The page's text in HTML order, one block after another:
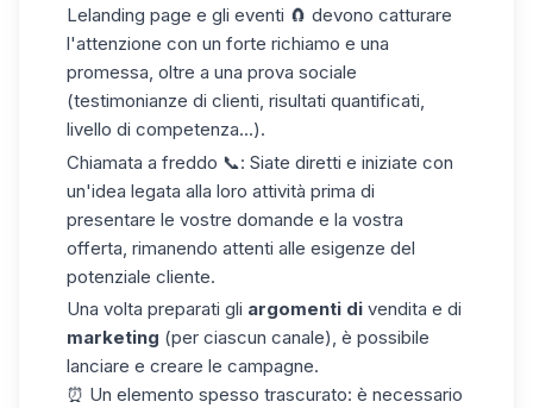
Lelanding page e gli eventi 🧲 devono catturare
l'attenzione con un forte richiamo e una
promessa, oltre a una prova sociale
(testimonianze di clienti, risultati quantificati,
livello di competenza...).
Chiamata a freddo 📞: Siate diretti e iniziate con
un'idea legata alla loro attività prima di
presentare le vostre domande e la vostra
offerta, rimanendo attenti alle esigenze del
potenziale cliente.
Una volta preparati gli argomenti di vendita e di
marketing (per ciascun canale), è possibile
lanciare e creare le campagne.
⏰ Un elemento spesso trascurato: è necessario